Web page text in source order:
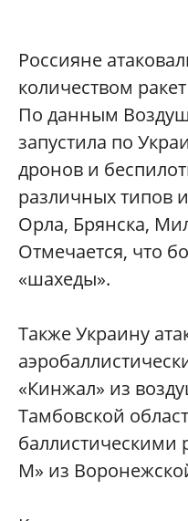
Россияне
количеством
По данным
запустила по
дронов и
различных типов
Орла, Брянска,
Отмечается, что
«шахеды».
Также Украину
«Кинжал» из
Тамбовской
баллистическими
М» из